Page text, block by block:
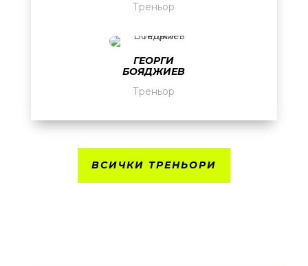
Треньор
ГЕОРГИ
БОЯДЖИЕВ
Треньор
ВСИЧКИ ТРЕНЬОРИ